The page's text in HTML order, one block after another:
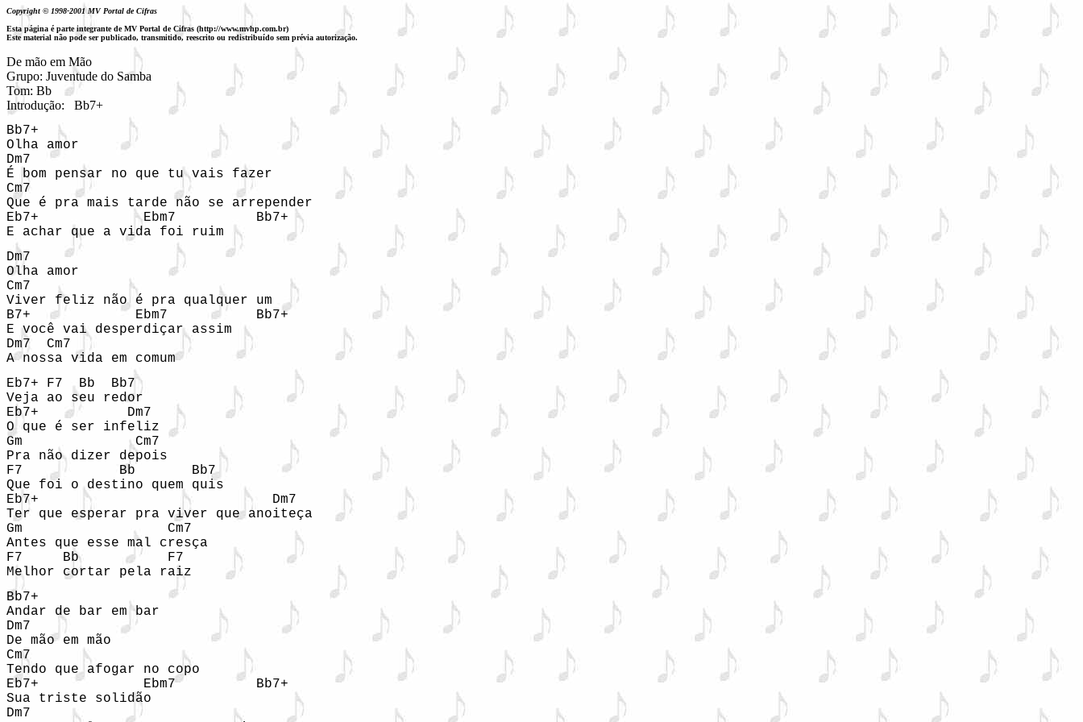
Copyright © 1998-2001 MV Portal de Cifras
Esta página é parte integrante de MV Portal de Cifras (http://www.mvhp.com.br)
Este material não pode ser publicado, transmitido, reescrito ou redistribuído sem prévia autorização.
De mão em Mão
Grupo: Juventude do Samba
Tom: Bb
Introdução:
Bb7+
Bb7+
Olha amor
Dm7
É bom pensar no que tu vais fazer
Cm7
Que é pra mais tarde não se arrepender
Eb7+             Ebm7          Bb7+
E achar que a vida foi ruim
Dm7
Olha amor
Cm7
Viver feliz não é pra qualquer um
B7+             Ebm7           Bb7+
E você vai desperdiçar assim
Dm7  Cm7
A nossa vida em comum
Eb7+ F7  Bb  Bb7
Veja ao seu redor
Eb7+           Dm7
O que é ser infeliz
Gm              Cm7
Pra não dizer depois
F7            Bb       Bb7
Que foi o destino quem quis
Eb7+                             Dm7
Ter que esperar pra viver que anoiteça
Gm                  Cm7
Antes que esse mal cresça
F7     Bb           F7
Melhor cortar pela raiz
Bb7+
Andar de bar em bar
Dm7
De mão em mão
Cm7
Tendo que afogar no copo
Eb7+             Ebm7          Bb7+
Sua triste solidão
Dm7